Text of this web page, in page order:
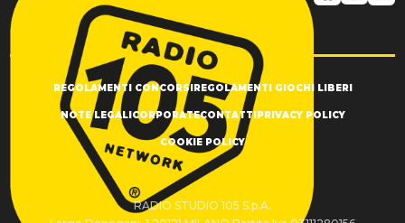
REGOLAMENTI CONCORSIREGOLAMENTI GIOCHI LIBERI
NOTE LEGALICORPORATECONTATTIPRIVACY POLICY
COOKIE POLICY
RADIO STUDIO 105 S.p.A.